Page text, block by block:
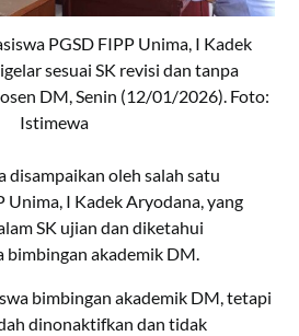
PGSD FIPP Unima, I Kadek
sesuai SK revisi dan tanpa
DM, Senin (12/01/2026). Foto:
Istimewa
disampaikan oleh salah satu
Unima, I Kadek Aryodana, yang
SK ujian dan diketahui
bimbingan akademik DM.
bimbingan akademik DM, tetapi
dinonaktifkan dan tidak